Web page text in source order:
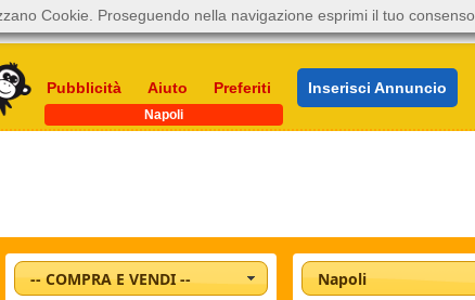
Pubblicità Aiuto Preferiti Inserisci Annuncio
Napoli
-- COMPRA E VENDI -- Napoli
Cookie. Proseguendo nella navigazione esprimi il tuo consenso.